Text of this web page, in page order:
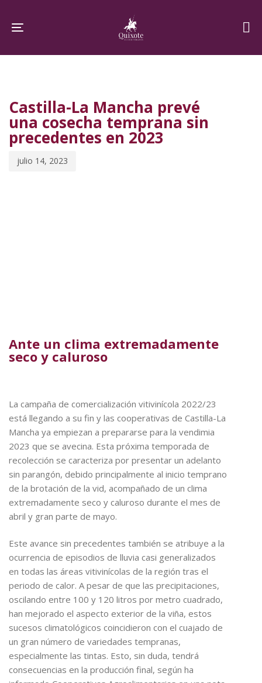
links
content
Toggle navigation
Castilla-La Mancha prevé
una cosecha temprana sin
precedentes en 2023
julio 14, 2023
Ante un clima extremadamente
seco y caluroso
La campaña de comercialización vitivinícola 2022/23
está llegando a su fin y las cooperativas de Castilla-La
Mancha ya empiezan a prepararse para la vendimia
2023 que se avecina. Esta próxima temporada de
recolección se caracteriza por presentar un adelanto
sin parangón, debido principalmente al inicio temprano
de la brotación de la vid, acompañado de un clima
extremadamente seco y caluroso durante el mes de
abril y gran parte de mayo.
Este avance sin precedentes también se atribuye a la
ocurrencia de episodios de lluvia casi generalizados
en todas las áreas vitivinícolas de la región tras el
periodo de calor. A pesar de que las precipitaciones,
oscilando entre 100 y 120 litros por metro cuadrado,
han mejorado el aspecto exterior de la viña, estos
sucesos climatológicos coincidieron con el cuajado de
un gran número de variedades tempranas,
especialmente las tintas. Esto, sin duda, tendrá
consecuencias en la producción final, según ha